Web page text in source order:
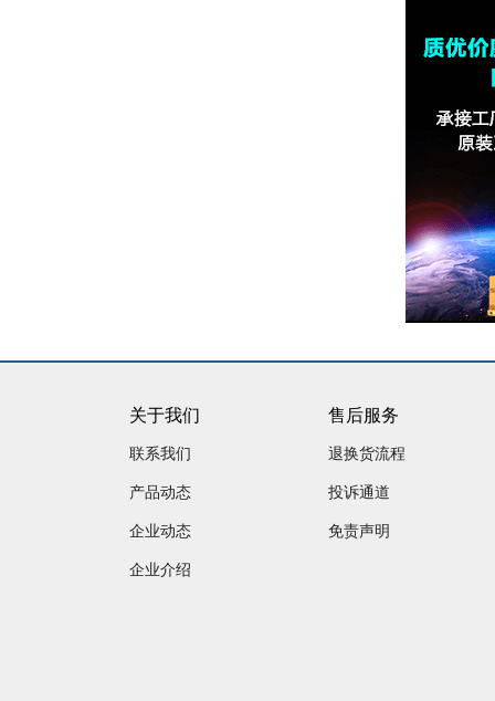
关于我们
联系我们
产品动态
企业动态
企业介绍
售后服务
退换货流程
投诉通道
免责声明